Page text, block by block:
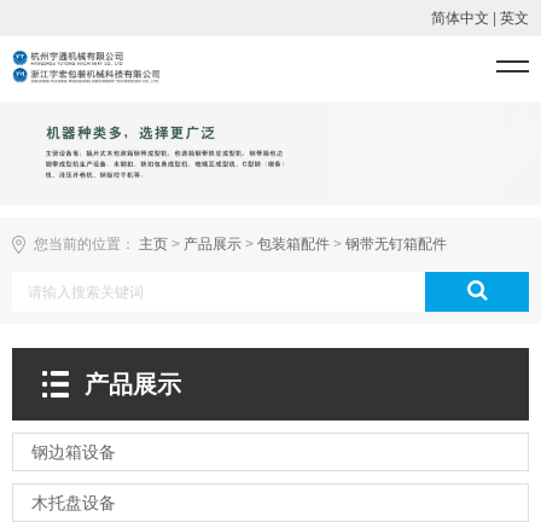
简体中文 英文
您当前的位置： 主页 > 产品展示 > 包装箱配件 > 钢带无钉箱配件
产品展示
钢边箱设备
木托盘设备